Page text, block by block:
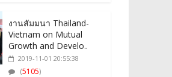
งานสัมมนา Thailand-
Vietnam on Mutual
Growth and Develo..
2019-11-01 20:55:38
(5105)